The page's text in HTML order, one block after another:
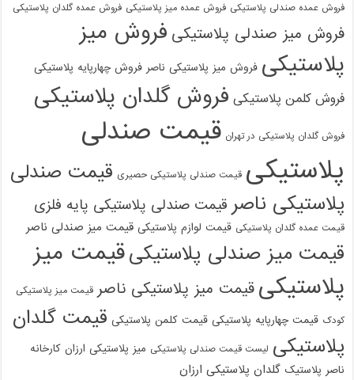
فروش عمده صندلی پلاستیکی فروش عمده میز پلاستیکی فروش عمده گلدان پلاستیکی
فروش میز صندلی پلاستیکی فروش میز
پلاستیکی فروش میز پلاستیکی ناصر فروش چهارپایه پلاستیکی
فروش کلمن پلاستیکی فروش گلدان پلاستیکی
فروش گلدان پلاستیکی در تهران قیمت صندلی
پلاستیکی قیمت صندلی پلاستیکی حصیری قیمت صندلی
پلاستیکی ناصر قیمت صندلی پلاستیکی پایه فلزی
قیمت عمده گلدان پلاستیکی قیمت لوازم پلاستیکی قیمت میز صندلی ناصر
قیمت میز صندلی پلاستیکیقیمت میز
پلاستیکی قیمت میز پلاستیکی ناصر قیمت میز پلاستیکی
کودک قیمت چهارپایه پلاستیکی قیمت کلمن پلاستیکی قیمت گلدان
پلاستیکی لیست قیمت صندلی پلاستیکی میز پلاستیکی ارزان کارخانه
ناصر پلاستیک گلدان پلاستیکی ارزان